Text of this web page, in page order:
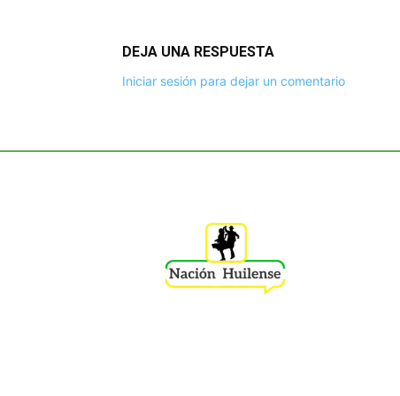
DEJA UNA RESPUESTA
Iniciar sesión para dejar un comentario